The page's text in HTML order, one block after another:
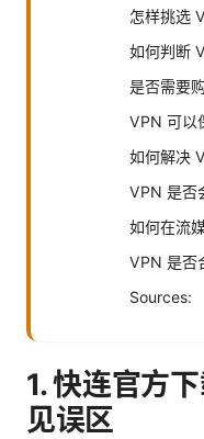
怎样挑选
如何判断
是否需要
VPN 可以
如何解决
VPN 是否
如何在流
VPN 是否
Sources:
1. 快连官方
见误区